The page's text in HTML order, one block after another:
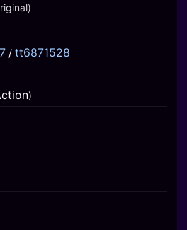
/ tt6871528
)